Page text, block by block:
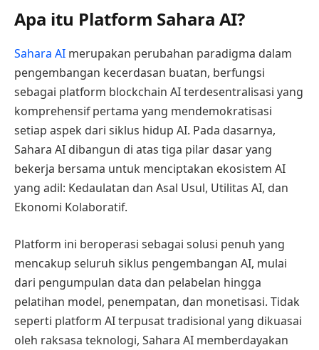
Apa itu Platform Sahara AI?
Sahara AI merupakan perubahan paradigma dalam
pengembangan kecerdasan buatan, berfungsi
sebagai platform blockchain AI terdesentralisasi yang
komprehensif pertama yang mendemokratisasi
setiap aspek dari siklus hidup AI. Pada dasarnya,
Sahara AI dibangun di atas tiga pilar dasar yang
bekerja bersama untuk menciptakan ekosistem AI
yang adil: Kedaulatan dan Asal Usul, Utilitas AI, dan
Ekonomi Kolaboratif.
Platform ini beroperasi sebagai solusi penuh yang
mencakup seluruh siklus pengembangan AI, mulai
dari pengumpulan data dan pelabelan hingga
pelatihan model, penempatan, dan monetisasi. Tidak
seperti platform AI terpusat tradisional yang dikuasai
oleh raksasa teknologi, Sahara AI memberdayakan